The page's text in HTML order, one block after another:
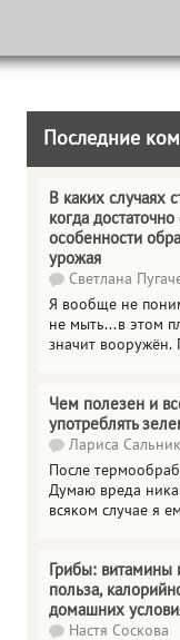
Последние
В каких случаях
когда
особенности
урожая
Светлана
Я вообще не
не мыть...в этом
значит вооружён.
Чем полезен и
употреблять
Лариса
После
Думаю вреда
всяком случае я
Грибы:
польза,
домашних
Настя Соскова